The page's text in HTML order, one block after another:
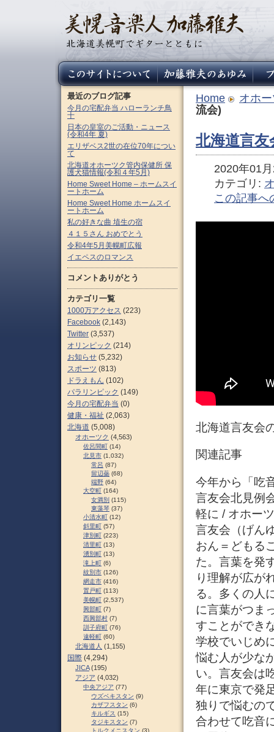
Home
オホ
流会)
北海道言友
2020年01
カテゴリ:
この記事へ
北海道言友会
関連記事
今年から「吃
言友会北見例
軽に / オホー
言友会（げん
おん＝どもる
た。言葉を発
り理解が広が
る。多くの人
に言葉がつま
すことができ
学校でいじめ
悩む人が少な
い。言友会は
年に東京で発
独りで悩むの
合わせて吃音
最近のブログ記事
今月の宅配弁当 ハローランチ鳥
十
日本の皇室のご活動・ニュース
(令和4年 夏)
エリザベス2世の在位70年につい
て
北海道オホーツク管内保健所 保
護犬猫情報(令和４年5月)
Home Sweet Home – ホームスイ
ートホーム
Home Sweet Home ホームスイ
ートホーム
私の好きな曲 埴生の宿
４１５さん おめでとう
令和4年5月美幌町広報
イエペスのロマンス
コメントありがとう
カテゴリ一覧
1000万アクセス (223)
Facebook (2,143)
Twitter (3,537)
オリンピック (214)
お知らせ (5,232)
スポーツ (813)
ドラえもん (102)
パラリンピック (149)
今月の宅配弁当 (0)
健康・福祉 (2,063)
北海道 (5,008)
オホーツク (4,563)
佐呂間町 (14)
北見市 (1,032)
常呂 (87)
留辺蘂 (68)
端野 (64)
大空町 (164)
女満別 (115)
東藻琴 (37)
小清水町 (12)
斜里町 (57)
津別町 (223)
清里町 (13)
湧別町 (13)
滝上町 (6)
紋別市 (126)
網走市 (416)
置戸町 (113)
美幌町 (2,537)
興部町 (7)
西興部村 (7)
訓子府町 (76)
遠軽町 (60)
北海道人 (1,155)
国際 (4,294)
JICA(195)
アジア (4,032)
中央アジア (77)
ウズベキスタン (9)
カザフスタン (6)
キルギス (15)
タジキスタン (7)
トルクメニスタン (3)